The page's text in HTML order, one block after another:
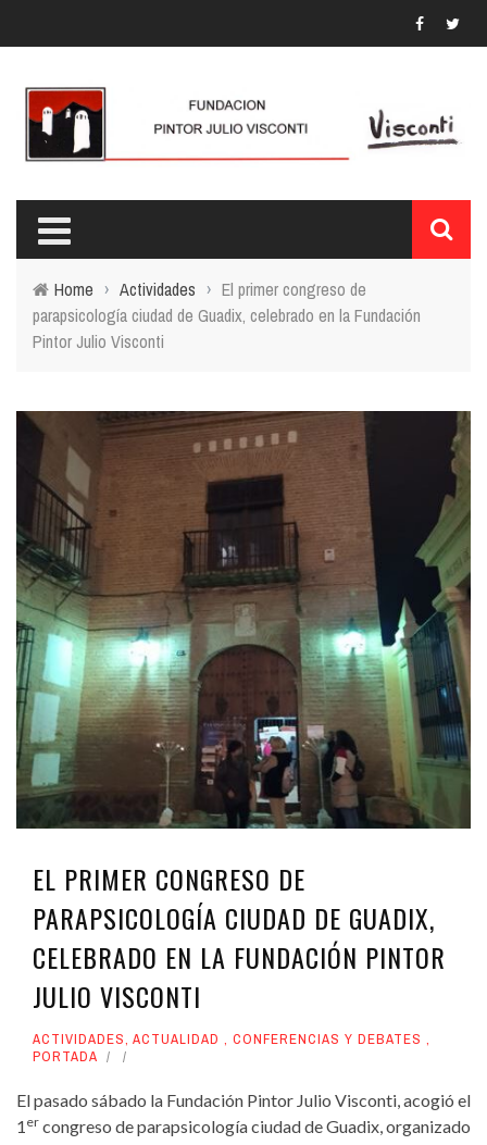
Home › Actividades › El primer congreso de
parapsicología ciudad de Guadix, celebrado en la Fundación
Pintor Julio Visconti
EL PRIMER CONGRESO DE
PARAPSICOLOGÍA CIUDAD DE GUADIX,
CELEBRADO EN LA FUNDACIÓN PINTOR
JULIO VISCONTI
ACTIVIDADES, ACTUALIDAD , CONFERENCIAS Y DEBATES ,
PORTADA
El pasado sábado la Fundación Pintor Julio Visconti, acogió el
1 er congreso de parapsicología ciudad de Guadix, organizado